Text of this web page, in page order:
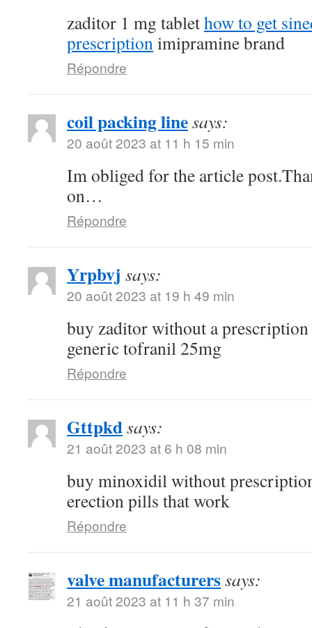
zaditor 1 mg tablethow to get
prescriptionimipramine brand
Répondre
coil packing linesays:
20 août 2023 at 11 h 15 min
Im obliged for the article
on…
Répondre
Yrpbvj says:
20 août 2023 at 19 h 49 min
buy zaditor without a prescription
generic tofranil 25mg
Répondre
Gttpkdsays:
21 août 2023 at 6 h 08 min
buy minoxidil without
erection pills that work
Répondre
valve manufacturerssays:
21 août 2023 at 11 h 37 min